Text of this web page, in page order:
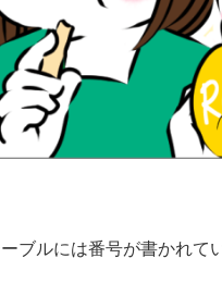
ブルには番号が書かれて